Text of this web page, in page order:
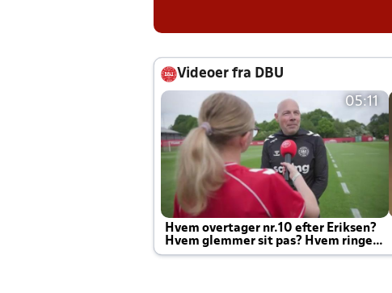
Videoer fra DBU
05:11
Hvem overtager nr.10 efter Eriksen?
Hvem glemmer sit pas? Hvem ringer
Joachim altid til efter kampe?